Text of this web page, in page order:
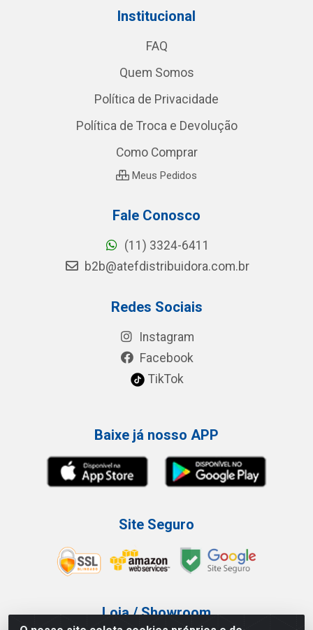
Institucional
FAQ
Quem Somos
Política de Privacidade
Política de Troca e Devolução
Como Comprar
Meus Pedidos
Fale Conosco
(11) 3324-6411
b2b@atefdistribuidora.com.br
Redes Sociais
Instagram
Facebook
TikTok
Baixe já nosso APP
Site Seguro
Loja / Showroom